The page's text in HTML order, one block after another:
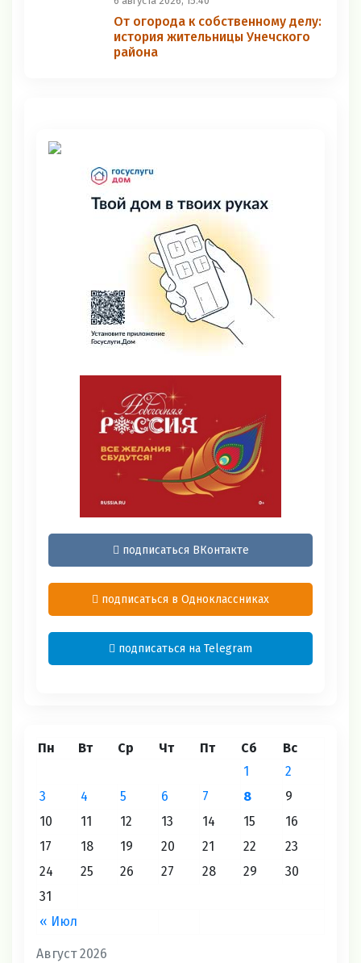
От огорода к собственному делу:
история жительницы Унечского
района
подписаться ВКонтакте
подписаться в Одноклассниках
подписаться на Telegram
Август 2026
Пн Вт Ср Чт Пт Сб Вс
« Июл
1
2
3
4 5 6 7 8
9
10
11 12 13 14 15
16
17
18 19 20 21 22
23
24
25 26 27 28 29
30
31